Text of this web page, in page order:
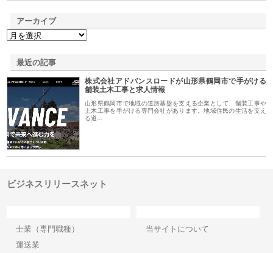
アーカイブ
最近の記事
株式会社アドバンスロードが山形県鶴岡市で手がける
舗装土木工事と求人情報
山形県鶴岡市で地域の道路基盤を支える企業として、舗装工事や
土木工事を手がける専門会社があります。地域住民の生活を支え
る道…
ビジネスリリースネット
士業（専門職種）
運送業
当サイトについて